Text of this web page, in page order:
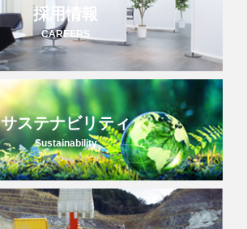
採用情報
CAREERS
サステナビリティ
Sustainability